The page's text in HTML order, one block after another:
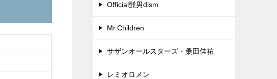
Official髭男dism
Mr.Children
サザンオールスターズ・桑田佳祐
レミオロメン